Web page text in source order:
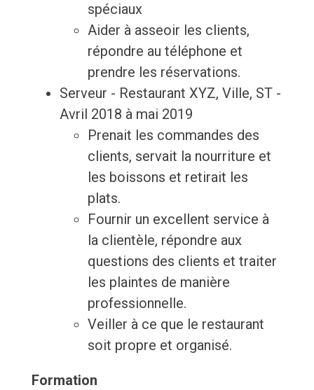
spéciaux
Aider à asseoir les clients,
répondre au téléphone et
prendre les réservations.
Serveur - Restaurant XYZ, Ville, ST -
Avril 2018 à mai 2019
Prenait les commandes des
clients, servait la nourriture et
les boissons et retirait les
plats.
Fournir un excellent service à
la clientèle, répondre aux
questions des clients et traiter
les plaintes de manière
professionnelle.
Veiller à ce que le restaurant
soit propre et organisé.
Formation